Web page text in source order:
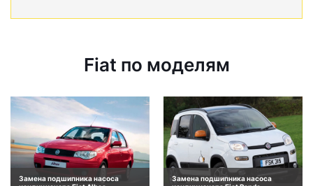
Fiat по моделям
Замена подшипника насоса
Замена подшипника насоса